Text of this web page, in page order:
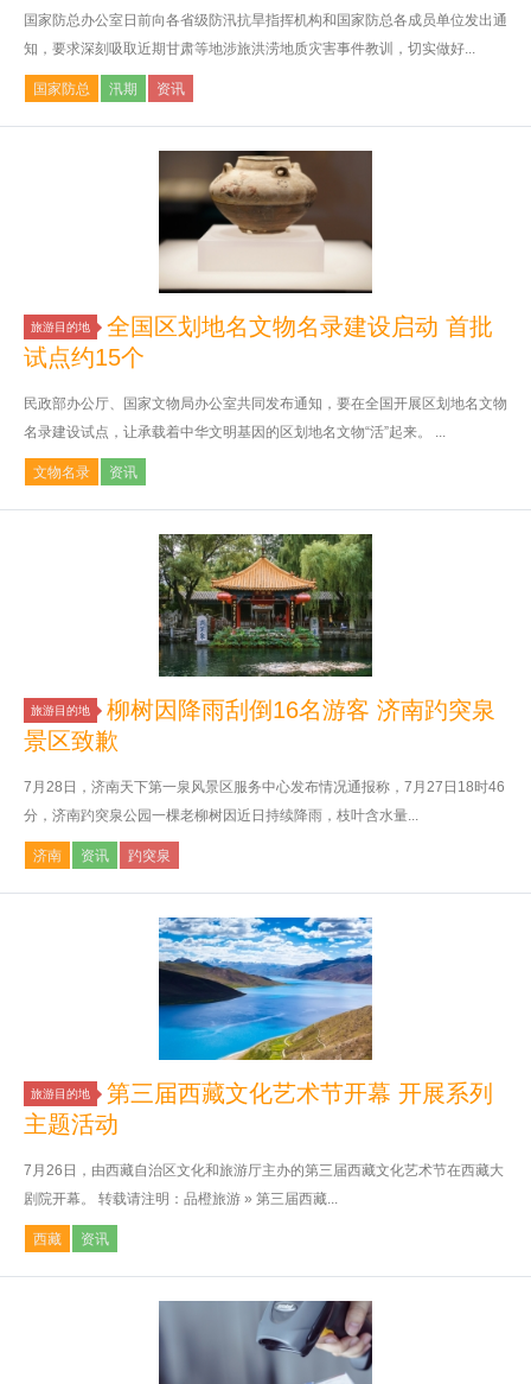
国家防总办公室日前向各省级防汛抗旱指挥机构和国家防总各成员单位发出通
知，要求深刻吸取近期甘肃等地涉旅洪涝地质灾害事件教训，切实做好...
国家防总 汛期 资讯
旅游目的地
全国区划地名文物名录建设启动 首批
试点约15个
民政部办公厅、国家文物局办公室共同发布通知，要在全国开展区划地名文物
名录建设试点，让承载着中华文明基因的区划地名文物“活”起来。 ...
文物名录 资讯
旅游目的地
柳树因降雨刮倒16名游客 济南趵突泉
景区致歉
7月28日，济南天下第一泉风景区服务中心发布情况通报称，7月27日18时46
分，济南趵突泉公园一棵老柳树因近日持续降雨，枝叶含水量...
济南 资讯 趵突泉
旅游目的地
第三届西藏文化艺术节开幕 开展系列
主题活动
7月26日，由西藏自治区文化和旅游厅主办的第三届西藏文化艺术节在西藏大
剧院开幕。 转载请注明：品橙旅游 » 第三届西藏...
西藏 资讯